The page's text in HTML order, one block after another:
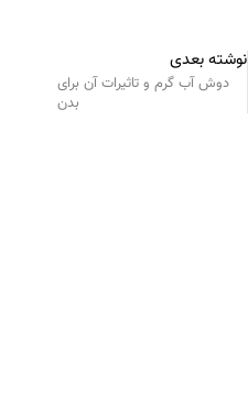
نوشته بعدی
دوش آب گرم و تاثیرات آن برای
بدن